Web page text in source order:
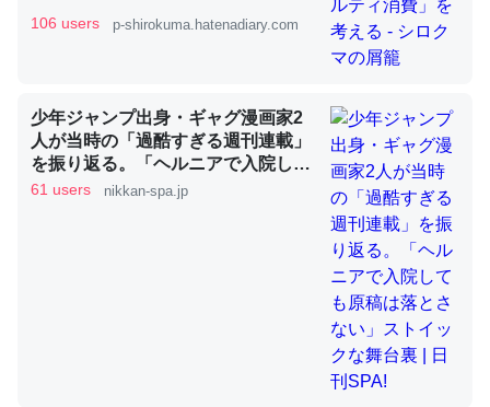
ジになったり努力してるし。
─ニュース :: 【研究発表】昆虫学の大問題＝「昆虫はなぜ海にいな
ウチもEchoを実家に置いて４年。でたまに覗いてる。ぼ
ちぼちRingも置こうかと画策中。あと、Googleマップで
位置情報を共有してる。電池残量や充電中かが分かるので
─たまにLINEするくらいだった遠方の父67歳と僕。ITツール導入で
コミュニケーションが劇的に変化した｜tayorini by LIFULL介護
106 users p-shirokuma.hatenadiary.com
少年ジャンプ出身・ギャグ漫画家2
人が当時の「過酷すぎる週刊連載」
を振り返る。「ヘルニアで入院して
も原稿は落とさない」ストイックな
61 users nikkan-spa.jp